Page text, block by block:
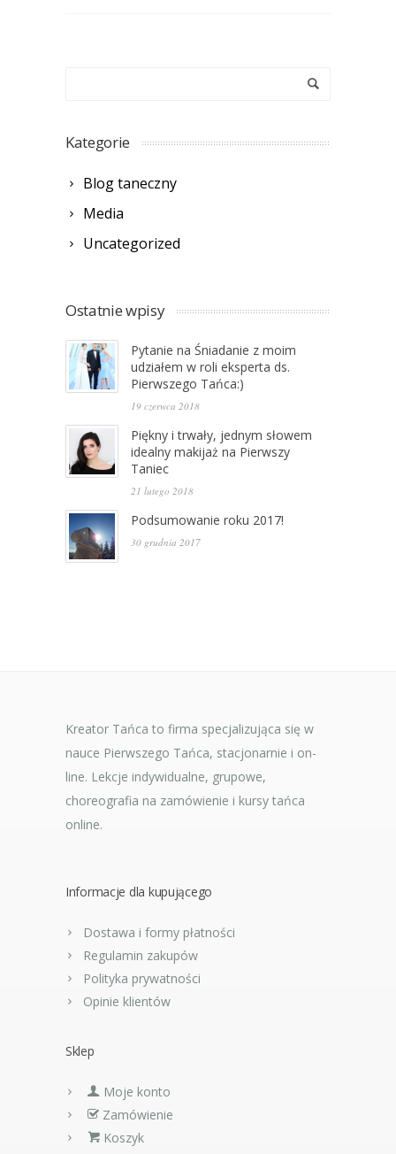
Kategorie
Blog taneczny
Media
Uncategorized
Ostatnie wpisy
Pytanie na Śniadanie z moim
udziałem w roli eksperta ds.
Pierwszego Tańca:)
19 czerwca 2018
Piękny i trwały, jednym słowem
idealny makijaż na Pierwszy
Taniec
21 lutego 2018
Podsumowanie roku 2017!
30 grudnia 2017
Kreator Tańca to firma specjalizująca się w
nauce Pierwszego Tańca, stacjonarnie i on-
line. Lekcje indywidualne, grupowe,
choreografia na zamówienie i kursy tańca
online.
Informacje dla kupującego
Dostawa i formy płatności
Regulamin zakupów
Polityka prywatności
Opinie klientów
Sklep
Moje konto
Zamówienie
Koszyk